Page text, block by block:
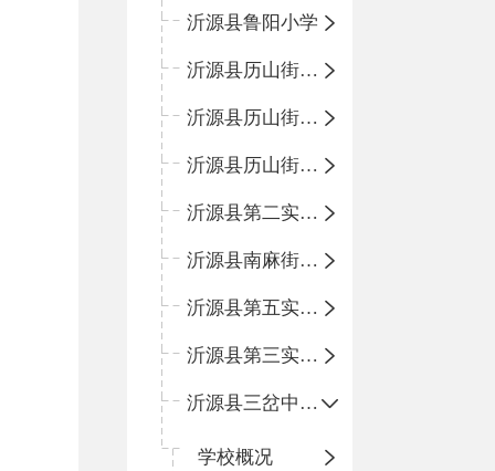
沂源县鲁阳小学
沂源县历山街道办事处振兴路小学
沂源县历山街道办事处荆山路小学
沂源县历山街道办事处鲁山路小学
沂源县第二实验中学
沂源县南麻街道办事处中心小学
沂源县第五实验小学
沂源县第三实验小学
沂源县三岔中心学校
学校概况